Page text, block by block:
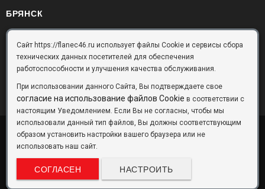
БРЯНСК
Брянск, Московский проезд, д.10, офис 3
flanec32@yandex.ru
Copyright © 2026 © ООО «Фланец-Комплект»
внешний вид товаров без предварительного уведомления.
Сайт https://flanec46.ru использует файлы Cookie и сервисы сбора
технических данных посетителей для обеспечения
работоспособности и улучшения качества обслуживания.
При использовании данного Сайта, Вы подтверждаете свое
согласие на использование файлов Cookie в соответствии с
настоящим Уведомлением. Если Вы не согласны, чтобы мы
использовали данный тип файлов, Вы должны соответствующим
образом установить настройки вашего браузера или не
использовать наш сайт.
СОГЛАСЕН НАСТРОИТЬ